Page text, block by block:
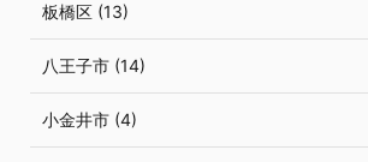
板橋区 (13)
八王子市 (14)
小金井市 (4)